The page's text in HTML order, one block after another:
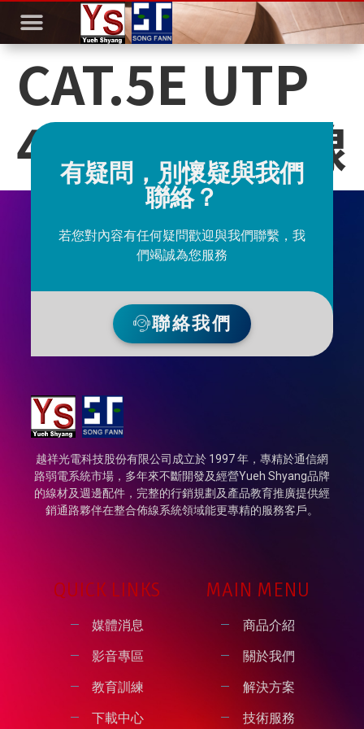
CAT.5E UTP
4P多股網路線
有疑問，別懷疑與我們
聯絡？
若您對內容有任何疑問歡迎與我們聯繫，我
們竭誠為您服務
聯絡我們
越祥光電科技股份有限公司成立於 1997 年，專精於通信網
路弱電系統市場，多年來不斷開發及經營Yueh Shyang品牌
的線材及週邊配件，完整的行銷規劃及產品教育推廣提供經
銷通路夥伴在整合佈線系統領域能更專精的服務客戶。
QUICK LINKS
媒體消息
影音專區
教育訓練
下載中心
MAIN MENU
商品介紹
關於我們
解決方案
技術服務